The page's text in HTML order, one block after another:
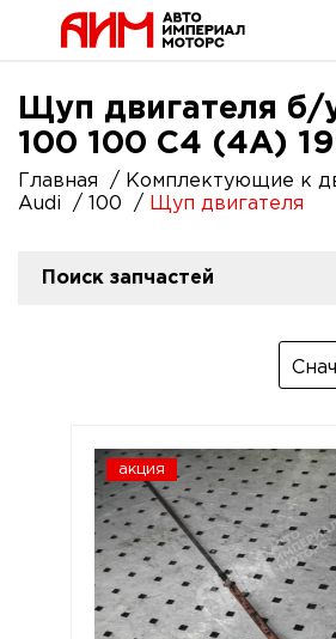
Щуп двигателя б/
100 100 C4 (4A)
Главная
Комплектующие к
Audi
100 Щуп двигателя
Поиск запчастей
акция